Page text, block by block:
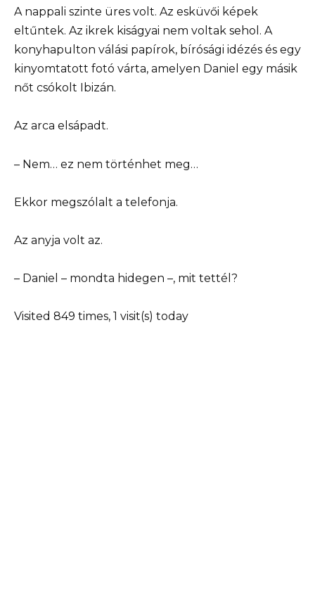
A nappali szinte üres volt. Az esküvői képek
eltűntek. Az ikrek kiságyai nem voltak sehol. A
konyhapulton válási papírok, bírósági idézés és egy
kinyomtatott fotó várta, amelyen Daniel egy másik
nőt csókolt Ibizán.
Az arca elsápadt.
– Nem… ez nem történhet meg…
Ekkor megszólalt a telefonja.
Az anyja volt az.
– Daniel – mondta hidegen –, mit tettél?
Visited 849 times, 1 visit(s) today